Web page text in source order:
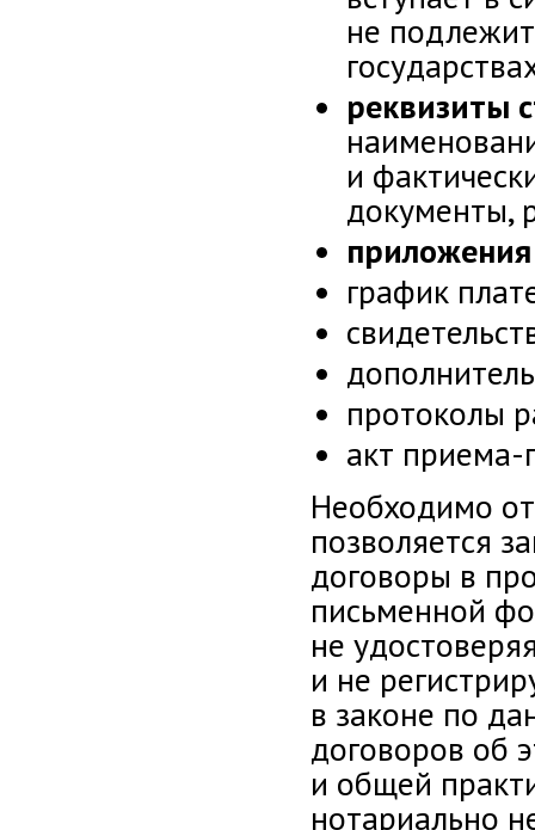
не
реквизиты
и
документы,
график
протоколы
акт
Необходимо
позволяется
договоры в
письменной
не
и не
в законе по
договоров об
и общей
нотариально